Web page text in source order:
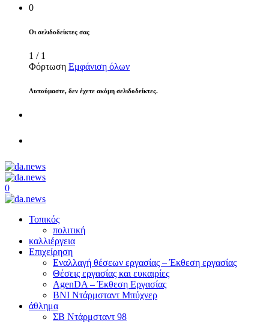
0
Οι σελιδοδείκτες σας
1 / 1
Φόρτωση Εμφάνιση όλων
Λυπούμαστε, δεν έχετε ακόμη σελιδοδείκτες.
0
Τοπικός
πολιτική
καλλιέργεια
Επιχείρηση
Εναλλαγή θέσεων εργασίας – Έκθεση εργασίας
Θέσεις εργασίας και ευκαιρίες
AgenDA – Έκθεση Εργασίας
BNI Ντάρμσταντ Μπύχνερ
άθλημα
ΣΒ Ντάρμσταντ 98